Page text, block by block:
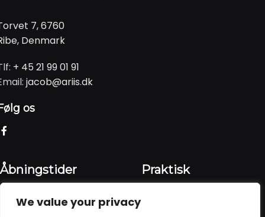
We value your privacy
7, 6760
Denmark
+ 45 21 99 01 91
jacob@ariis.dk
os
Åbningstider
Vi har åbentalle dagefra
Praktisk